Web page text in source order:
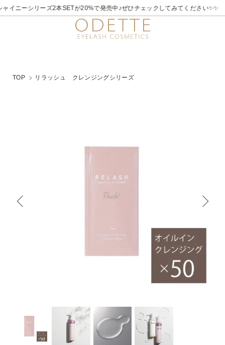
2026/7/21～8/31✨✨煌めく夏。ラメライナーキャンペーン♪ 夏季限定でビ
TOP リラッシュ クレンジングシリーズ